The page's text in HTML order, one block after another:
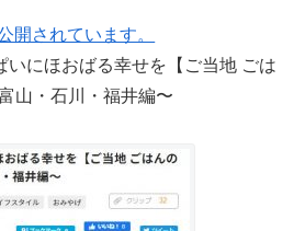
開されています。
いにほおばる幸せを【ご当地 ごは
山・石川・福井編〜